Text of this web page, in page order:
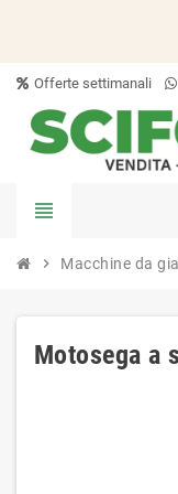
Offerte settimanali
view_headline
chevron_right Macchine da
Motosega a